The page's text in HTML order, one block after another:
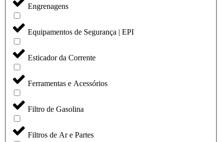
Engrenagens
Equipamentos de Segurança | EPI
Esticador da Corrente
Ferramentas e Acessórios
Filtro de Gasolina
Filtros de Ar e Partes